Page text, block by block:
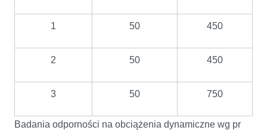
1 50 450
2 50 450
3 50 750
Badania odporności na obciążenia dynamiczne wg pr